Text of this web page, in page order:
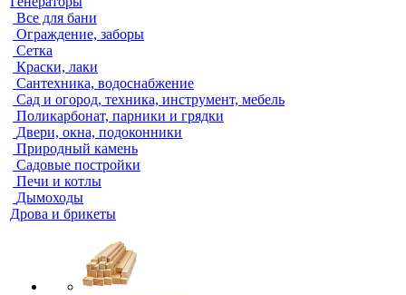
Все для бани
Ограждение, заборы
Сетка
Краски, лаки
Сантехника, водоснабжение
Сад и огород, техника, инструмент, мебель
Поликарбонат, парники и грядки
Двери, окна, подоконники
Природный камень
Садовые постройки
Печи и котлы
Дымоходы
Дрова и брикеты